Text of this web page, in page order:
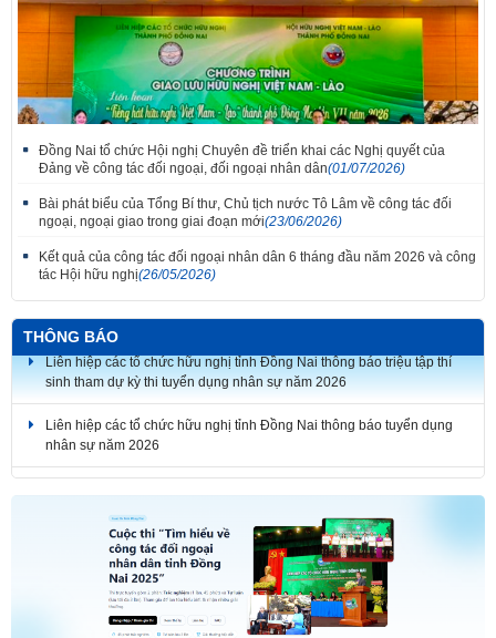
Đồng Nai tổ chức Hội nghị Chuyên đề triển khai các Nghị quyết của
Đảng về công tác đối ngoại, đối ngoại nhân dân(01/07/2026)
Bài phát biểu của Tổng Bí thư, Chủ tịch nước Tô Lâm về công tác đối
ngoại, ngoại giao trong giai đoạn mới(23/06/2026)
Kết quả của công tác đối ngoại nhân dân 6 tháng đầu năm 2026 và công
tác Hội hữu nghị(26/05/2026)
THÔNG BÁO
Liên hiệp các tổ chức hữu nghị tỉnh Đồng Nai thông báo triệu tập thí
sinh tham dự kỳ thi tuyển dụng nhân sự năm 2026
Liên hiệp các tổ chức hữu nghị tỉnh Đồng Nai thông báo tuyển dụng
nhân sự năm 2026
THÔNG BÁO KẾT QUẢ KỲ THI TUYỂN DỤNG NHÂN SỰ NĂM 2026